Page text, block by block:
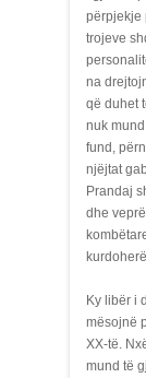
përpjekje
trojeve
na
që duhet
nuk
fund,
njëjtat
Prandaj
dhe
kurdoherë.
Ky libër i
mësojnë
XX-të.
mund të